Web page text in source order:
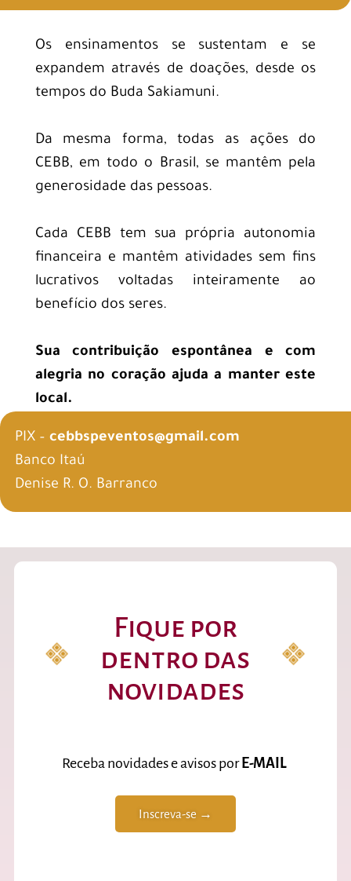
Os ensinamentos se sustentam e se
expandem através de doações, desde os
tempos do Buda Sakiamuni.
Da mesma forma, todas as ações do
CEBB, em todo o Brasil, se mantêm pela
generosidade das pessoas.
Cada CEBB tem sua própria autonomia
financeira e mantêm atividades sem fins
lucrativos voltadas inteiramente ao
benefício dos seres.
Sua contribuição espontânea e com
alegria no coração ajuda a manter este
local.
PIX – cebbspeventos@gmail.com
Banco Itaú
Denise R. O. Barranco
Fique por
dentro das
novidades
Receba novidades e avisos porE-MAIL
Inscreva-se →